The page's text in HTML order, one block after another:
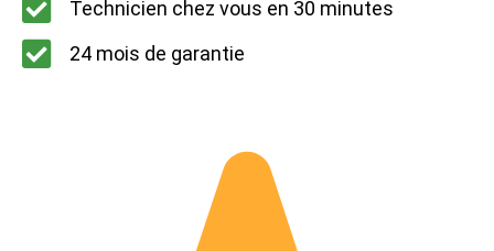
Technicien chez vous en 30 minutes
24 mois de garantie